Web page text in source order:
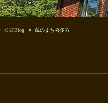
公式Blog 蔵のまち喜多方